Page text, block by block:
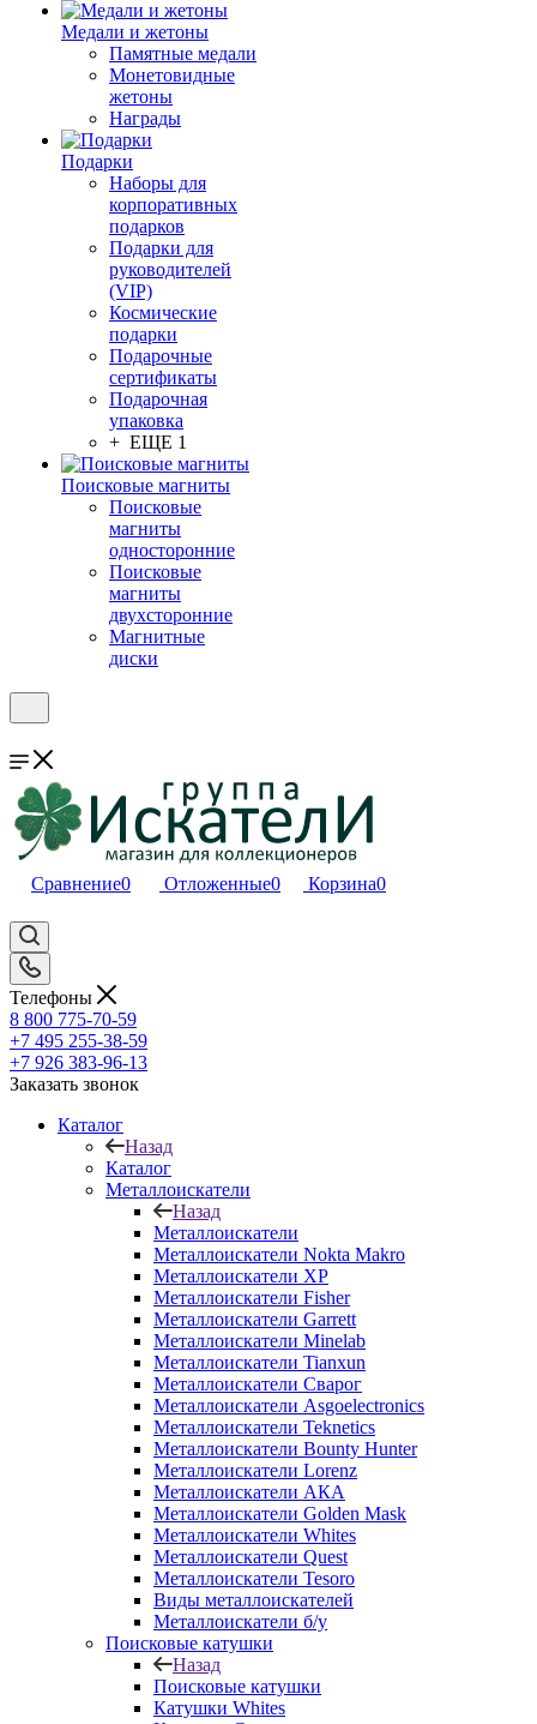
Медали и жетоны
Памятные медали
Монетовидные
жетоны
Награды
Подарки
Наборы для
корпоративных
подарков
Подарки для
руководителей
(VIP)
Космические
подарки
Подарочные
сертификаты
Подарочная
упаковка
+ ЕЩЕ 1
Поисковые магниты
Поисковые
магниты
односторонние
Поисковые
магниты
двухсторонние
Магнитные
диски
Сравнение0 Отложенные0 Корзина0
Телефоны
8 800 775-70-59
+7 495 255-38-59
+7 926 383-96-13
Заказать звонок
Каталог
Назад
Каталог
Металлоискатели
Назад
Металлоискатели
Металлоискатели Nokta Makro
Металлоискатели XP
Металлоискатели Fisher
Металлоискатели Garrett
Металлоискатели Minelab
Металлоискатели Tianxun
Металлоискатели Сварог
Металлоискатели Asgoelectronics
Металлоискатели Teknetics
Металлоискатели Bounty Hunter
Металлоискатели Lorenz
Металлоискатели АКА
Металлоискатели Golden Mask
Металлоискатели Whites
Металлоискатели Quest
Металлоискатели Tesoro
Виды металлоискателей
Металлоискатели б/у
Поисковые катушки
Назад
Поисковые катушки
Катушки Whites